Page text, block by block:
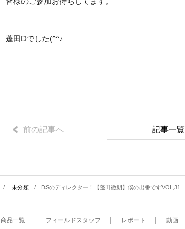
蓬田Dでした(^^♪
前の記事へ 記事一覧
未分類 / DSのディレクター！【蓬田徹朗】僕の出番ですVOL,31
商品一覧 フィールドスタッフ レポート 動画